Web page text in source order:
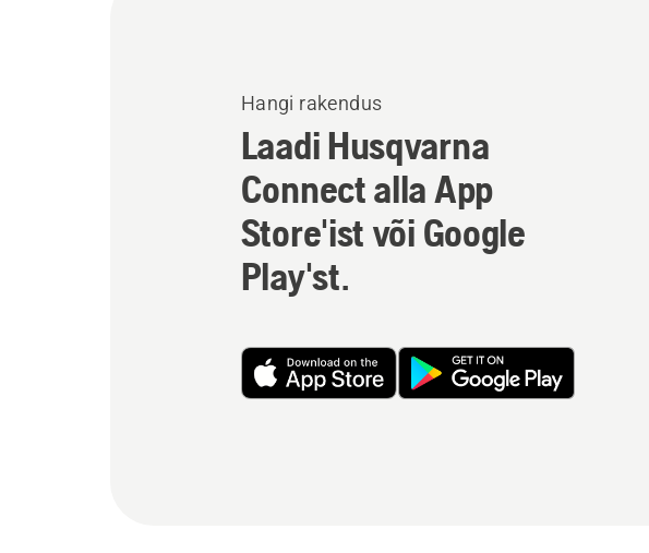
Hangi rakendus
Laadi Husqvarna
Connect alla App
Store'ist või Google
Play'st.